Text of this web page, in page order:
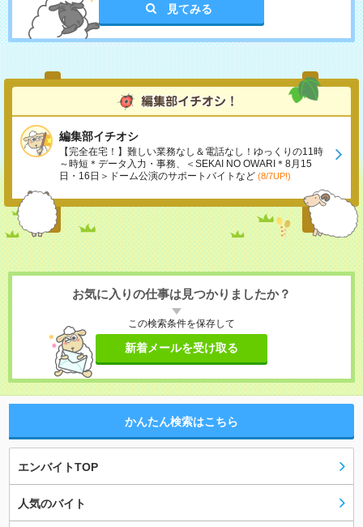
見てみる
編集部イチオシ
【完全在宅！】難しい業務なし＆電話なし！ゆっくりの11時
～時短＊データ入力・事務、＜SEKAI NO OWARI＊8月15
日・16日＞ドーム公演のサポートバイトなど (8/7UP!)
お気に入りの仕事は見つかりましたか？
この検索条件を保存して
新着メールを受け取る
かんたん検索はこちら
エンバイトTOP
人気のバイト